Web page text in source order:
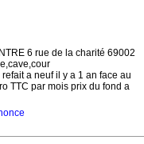
6 rue de la charité 69002
a neuf il y a 1 an face au
TTC par mois prix du fond a